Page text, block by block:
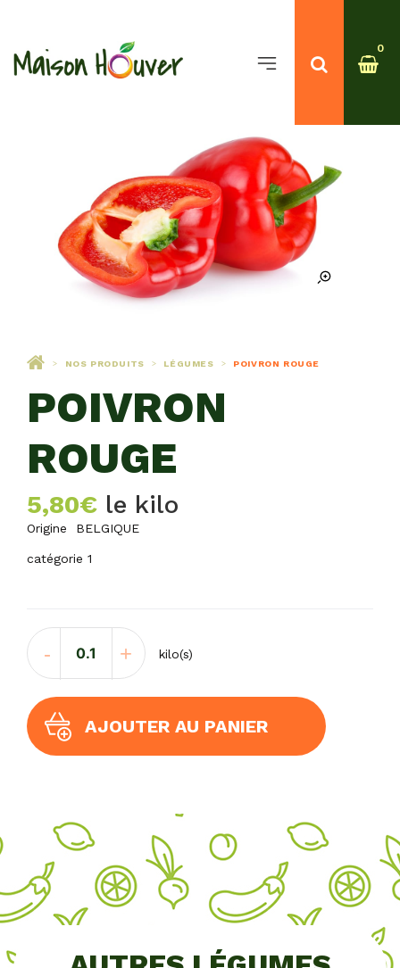
0
> NOS PRODUITS > LÉGUMES > POIVRON ROUGE
POIVRON
ROUGE
5,80€ le kilo
Origine BELGIQUE
catégorie 1
-
quantité
de
POIVRON
ROUGE
+ kilo(s)
AJOUTER AU PANIER